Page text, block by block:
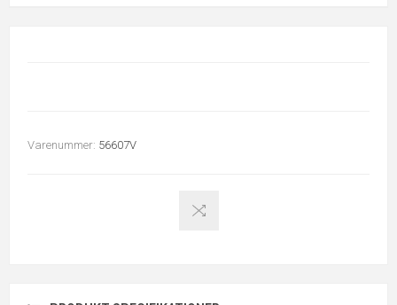
Varenummer: 56607V